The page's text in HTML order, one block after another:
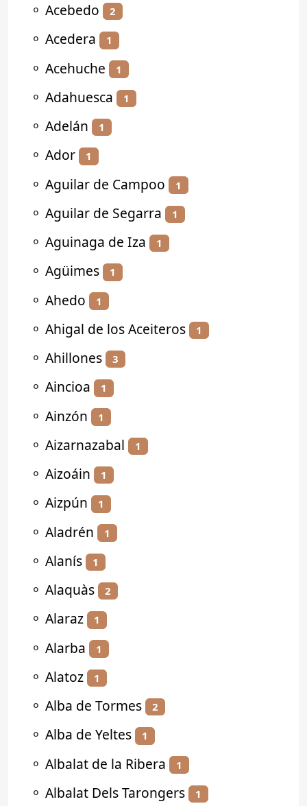
⚬ Acebedo 2
⚬ Acedera 1
⚬ Acehuche 1
⚬ Adahuesca 1
⚬ Adelán 1
⚬ Ador 1
⚬ Aguilar de Campoo 1
⚬ Aguilar de Segarra 1
⚬ Aguinaga de Iza 1
⚬ Agüimes 1
⚬ Ahedo 1
⚬ Ahigal de los Aceiteros 1
⚬ Ahillones 3
⚬ Aincioa 1
⚬ Ainzón 1
⚬ Aizarnazabal 1
⚬ Aizoáin 1
⚬ Aizpún 1
⚬ Aladrén 1
⚬ Alanís 1
⚬ Alaquàs 2
⚬ Alaraz 1
⚬ Alarba 1
⚬ Alatoz 1
⚬ Alba de Tormes 2
⚬ Alba de Yeltes 1
⚬ Albalat de la Ribera 1
⚬ Albalat Dels Tarongers 1